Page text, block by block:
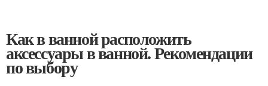
Как в ванной расположить
аксессуары в ванной. Рекомендации
по выбору